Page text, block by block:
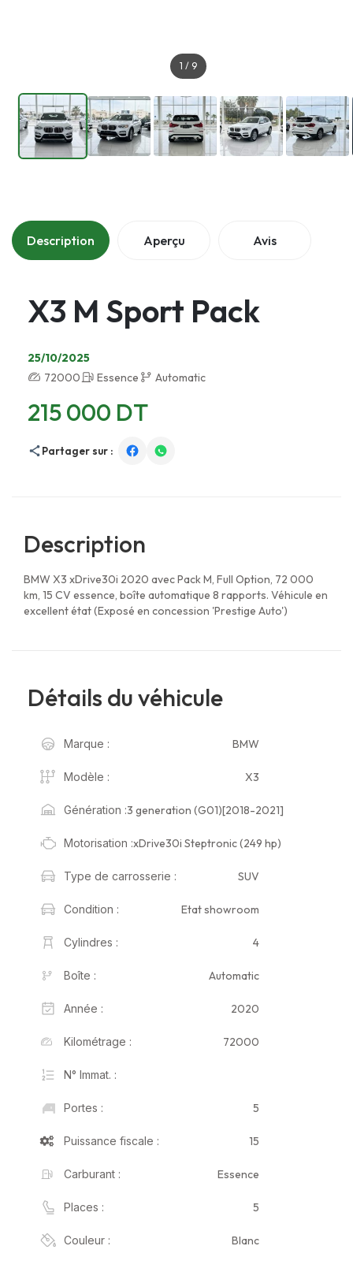
1 / 9
Description Aperçu Avis
X3 M Sport Pack
25/10/2025
72000
Essence Automatic
215 000 DT
Partager sur :
Description
BMW X3 xDrive30i 2020 avec Pack M, Full Option, 72 000
km, 15 CV essence, boîte automatique 8 rapports. Véhicule en
excellent état (Exposé en concession 'Prestige Auto')
Détails du véhicule
Marque : BMW
Modèle : X3
Génération :3 generation (G01)[2018-2021]
Motorisation :xDrive30i Steptronic (249 hp)
Type de carrosserie : SUV
Condition : Etat showroom
Cylindres : 4
Boîte : Automatic
Année : 2020
Kilométrage : 72000
N° Immat. :
Portes : 5
Puissance fiscale : 15
Carburant : Essence
Places : 5
Couleur : Blanc